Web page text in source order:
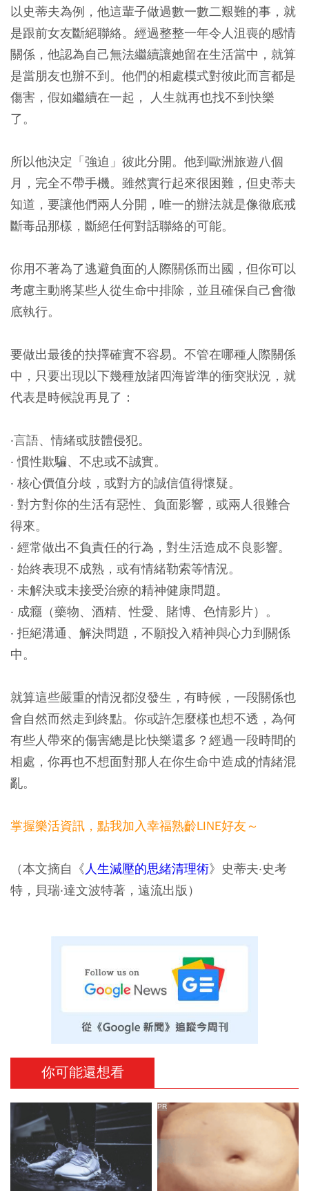
以史蒂夫為例，他這輩子做過數一數二艱難的事，就
是跟前女友斷絕聯絡。經過整整一年令人沮喪的感情
關係，他認為自己無法繼續讓她留在生活當中，就算
是當朋友也辦不到。他們的相處模式對彼此而言都是
傷害，假如繼續在一起， 人生就再也找不到快樂
了。
所以他決定「強迫」彼此分開。他到歐洲旅遊八個
月，完全不帶手機。雖然實行起來很困難，但史蒂夫
知道，要讓他們兩人分開，唯一的辦法就是像徹底戒
斷毒品那樣，斷絕任何對話聯絡的可能。
你用不著為了逃避負面的人際關係而出國，但你可以
考慮主動將某些人從生命中排除，並且確保自己會徹
底執行。
要做出最後的抉擇確實不容易。不管在哪種人際關係
中，只要出現以下幾種放諸四海皆準的衝突狀況，就
代表是時候說再見了：
‧言語、情緒或肢體侵犯。
‧ 慣性欺騙、不忠或不誠實。
‧ 核心價值分歧，或對方的誠信值得懷疑。
‧ 對方對你的生活有惡性、負面影響，或兩人很難合
得來。
‧ 經常做出不負責任的行為，對生活造成不良影響。
‧ 始終表現不成熟，或有情緒勒索等情況。
‧ 未解決或未接受治療的精神健康問題。
‧ 成癮（藥物、酒精、性愛、賭博、色情影片）。
‧ 拒絕溝通、解決問題，不願投入精神與心力到關係
中。
就算這些嚴重的情況都沒發生，有時候，一段關係也
會自然而然走到終點。你或許怎麼樣也想不透，為何
有些人帶來的傷害總是比快樂還多？經過一段時間的
相處，你再也不想面對那人在你生命中造成的情緒混
亂。
掌握樂活資訊，點我加入幸福熟齡LINE好友～
（本文摘自《人生減壓的思緒清理術》史蒂夫‧史考
特，貝瑞‧達文波特著，遠流出版）
你可能還想看
PR